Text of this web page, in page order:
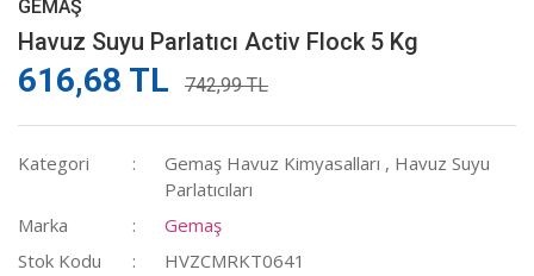
GEMAŞ
Havuz Suyu Parlatıcı Activ Flock 5 Kg
616,68 TL 742,99 TL
Kategori Gemaş Havuz Kimyasalları , Havuz Suyu
Parlatıcıları
Marka
Gemaş
Stok Kodu
HVZCMRKT0641